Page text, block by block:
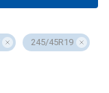
245/45R19